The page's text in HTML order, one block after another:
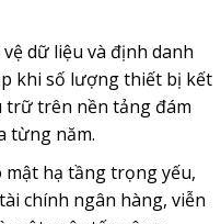
dữ liệu và định danh
khi số lượng thiết bị kết
trữ trên nền tảng đám
từng năm.
hạ tầng trọng yếu,
chính ngân hàng, viễn